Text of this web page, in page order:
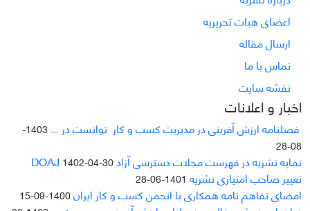
اعضای هیات تحریریه
ارسال مقاله
تماس با ما
نقشه سایت
اخبار و اعلانات
فصلنامه ارزش آفرینی در مدیریت کسب و کار توانست در ...
1403-
08-28
نمایه نشریه در فهرست مجلات دسترسی آزاد DOAJ1402-04-30
تغییر صاحب امتیازی نشریه 1401-06-28
امضای تفاهم نامه همکاری با انجمن کسب و کار ایران1400-09-15